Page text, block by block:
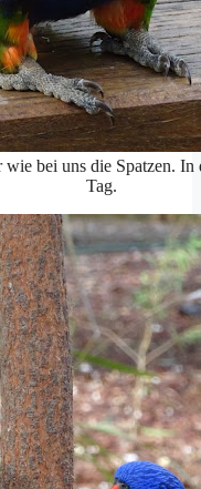
wie bei uns die Spatzen.
Tag.